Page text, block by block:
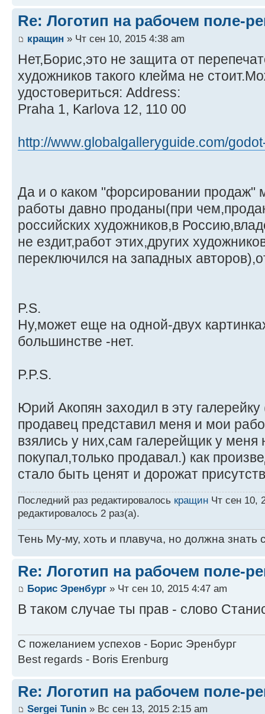
Re: Логотип на рабочем поле-
кращин » Чт сен 10, 2015 4:38 am
Нет,Борис,это не защита от
художников такого клейма не
удостовериться: Address:
Praha 1, Karlova 12, 110 00
http://www.globalgalleryguide.com/
Да и о каком "форсировании продаж"
работы давно проданы(при
российских художников,в
не ездит,работ этих,других
переключился на западных
P.S.
Ну,может еще на одной-двух
большинстве -нет.
P.P.S.
Юрий Акопян заходил в эту
продавец представил меня и мои
взялись у них,сам галерейщик у меня
покупал,только продавал.) как
стало быть ценят и дорожат
Последний раз редактировалось кращин Чт сен 10,
редактировалось 2 раз(а).
Тень Му-му, хоть и плавуча, но должна знать
Re: Логотип на рабочем поле-
Борис Эренбург » Чт сен 10, 2015 4:47 am
В таком случае ты прав - слово
С пожеланием успехов - Борис Эренбург
Best regards - Boris Erenburg
Re: Логотип на рабочем поле-
Sergei Tunin » Вс сен 13, 2015 2:15 am